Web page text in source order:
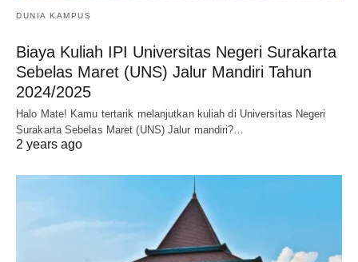
DUNIA KAMPUS
Biaya Kuliah IPI Universitas Negeri Surakarta
Sebelas Maret (UNS) Jalur Mandiri Tahun
2024/2025
Halo Mate! Kamu tertarik melanjutkan kuliah di Universitas Negeri
Surakarta Sebelas Maret (UNS) Jalur mandiri?…
2 years ago